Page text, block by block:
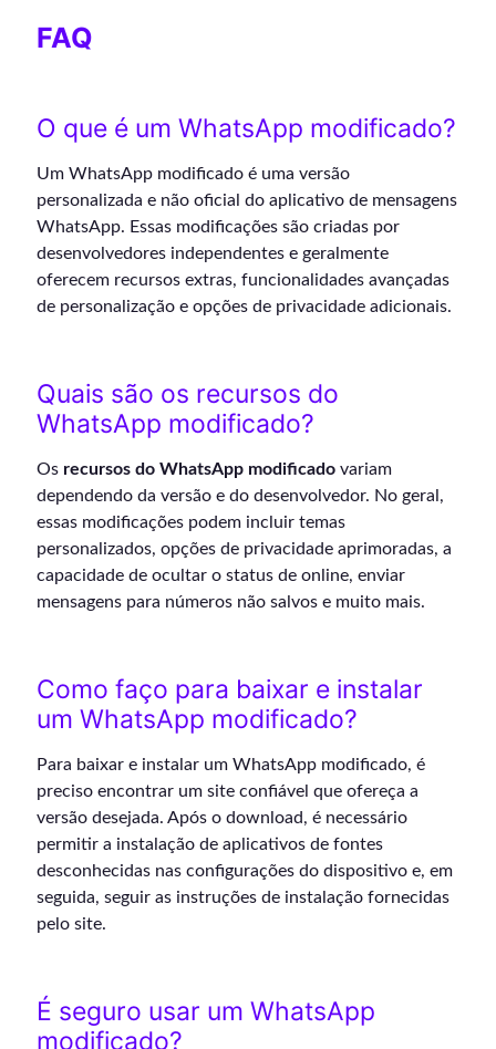
FAQ
O que é um WhatsApp modificado?
Um WhatsApp modificado é uma versão
personalizada e não oficial do aplicativo de mensagens
WhatsApp. Essas modificações são criadas por
desenvolvedores independentes e geralmente
oferecem recursos extras, funcionalidades avançadas
de personalização e opções de privacidade adicionais.
Quais são os recursos do
WhatsApp modificado?
Os recursos do WhatsApp modificado variam
dependendo da versão e do desenvolvedor. No geral,
essas modificações podem incluir temas
personalizados, opções de privacidade aprimoradas, a
capacidade de ocultar o status de online, enviar
mensagens para números não salvos e muito mais.
Como faço para baixar e instalar
um WhatsApp modificado?
Para baixar e instalar um WhatsApp modificado, é
preciso encontrar um site confiável que ofereça a
versão desejada. Após o download, é necessário
permitir a instalação de aplicativos de fontes
desconhecidas nas configurações do dispositivo e, em
seguida, seguir as instruções de instalação fornecidas
pelo site.
É seguro usar um WhatsApp
modificado?